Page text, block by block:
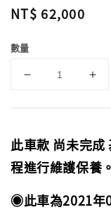
Regular
NT$ 62,000
數量
此車款 尚未完成
程進行維護保養。
◉此車為2021年